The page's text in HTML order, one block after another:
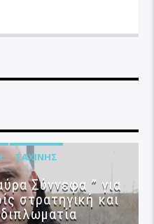
ΣΑΧΊΝΗΣ
Σύννεφα ” για
στρατηγική και